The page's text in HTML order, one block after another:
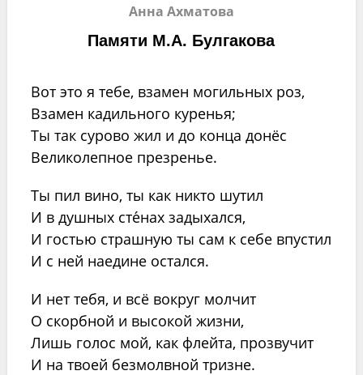
Анна Ахматова
Памяти М.А. Булгакова
Вот это я тебе, взамен могильных роз,
Взамен кадильного куренья;
Ты так сурово жил и до конца донёс
Великолепное презренье.
Ты пил вино, ты как никто шутил
И в душных сте́нах задыхался,
И гостью страшную ты сам к себе впустил
И с ней наедине остался.
И нет тебя, и всё вокруг молчит
О скорбной и высокой жизни,
Лишь голос мой, как флейта, прозвучит
И на твоей безмолвной тризне.